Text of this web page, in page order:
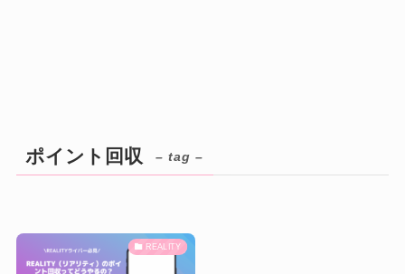
ポイント回収 – tag –
REALITY